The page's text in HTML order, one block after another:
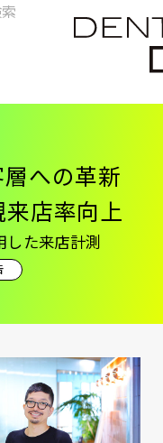
検
索
ア
への革新
店率向上
た来店計測